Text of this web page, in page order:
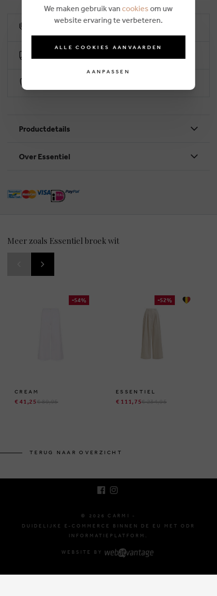
Productdetails
Over Essentiel
Meer zoals Essentiel broek wit
-54%
CREAM
€ 41,25€ 89,95
-52%
ESSENTIEL
€ 111,75€ 234,95
TERUG NAAR OVERZICHT
© 2026 CARMI -
DUIDELIJKE E-COMMERCE BINNEN DE EU MET ODR
INFORMATIEPLATFORM.
WEBSITE BY
We maken gebruik van cookies om uw
website ervaring te verbeteren.
ALLE COOKIES AANVAARDEN
AANPASSEN